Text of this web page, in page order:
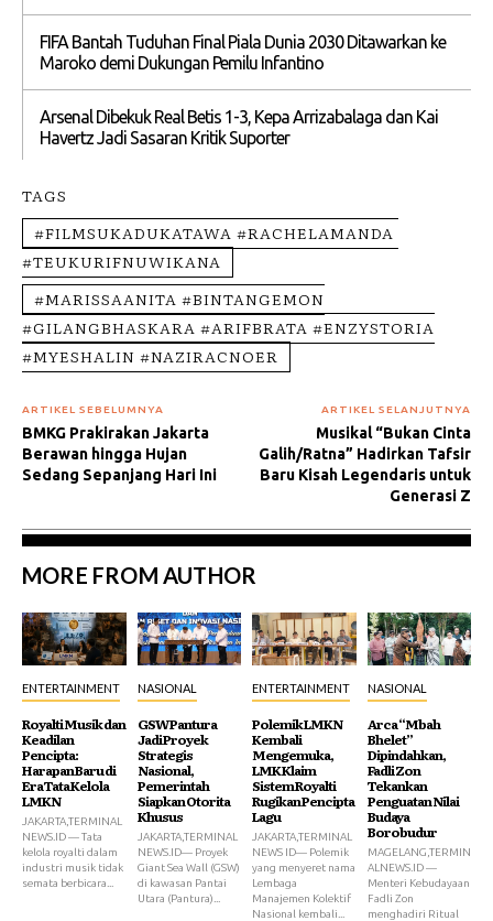
FIFA Bantah Tuduhan Final Piala Dunia 2030 Ditawarkan ke
Maroko demi Dukungan Pemilu Infantino
Arsenal Dibekuk Real Betis 1-3, Kepa Arrizabalaga dan Kai
Havertz Jadi Sasaran Kritik Suporter
TAGS
#FILMSUKADUKATAWA #RACHELAMANDA
#TEUKURIFNUWIKANA
#MARISSAANITA #BINTANGEMON
#GILANGBHASKARA #ARIFBRATA #ENZYSTORIA
#MYESHALIN #NAZIRACNOER
ARTIKEL SEBELUMNYA
BMKG Prakirakan Jakarta
Berawan hingga Hujan
Sedang Sepanjang Hari Ini
ARTIKEL SELANJUTNYA
Musikal “Bukan Cinta
Galih/Ratna” Hadirkan Tafsir
Baru Kisah Legendaris untuk
Generasi Z
MORE FROM AUTHOR
ENTERTAINMENT
Royalti Musik dan
Keadilan
Pencipta:
Harapan Baru di
Era Tata Kelola
LMKN
JAKARTA,TERMINAL
NEWS.ID — Tata
kelola royalti dalam
industri musik tidak
semata berbicara...
NASIONAL
GSW Pantura
Jadi Proyek
Strategis
Nasional,
Pemerintah
Siapkan Otorita
Khusus
JAKARTA,TERMINAL
NEWS.ID— Proyek
Giant Sea Wall (GSW)
di kawasan Pantai
Utara (Pantura)...
ENTERTAINMENT
Polemik LMKN
Kembali
Mengemuka,
LMK Klaim
Sistem Royalti
Rugikan Pencipta
Lagu
JAKARTA,TERMINAL
NEWS ID— Polemik
yang menyeret nama
Lembaga
Manajemen Kolektif
Nasional kembali...
NASIONAL
Arca “Mbah
Bhelet”
Dipindahkan,
Fadli Zon
Tekankan
Penguatan Nilai
Budaya
Borobudur
MAGELANG,TERMIN
ALNEWS.ID —
Menteri Kebudayaan
Fadli Zon
menghadiri Ritual